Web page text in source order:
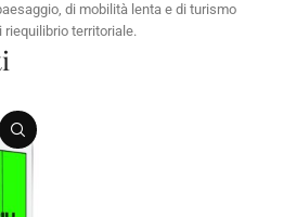
di mobilità lenta e di turismo
territoriale.